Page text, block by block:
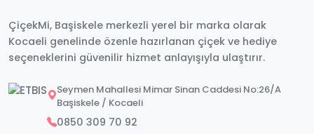
ÇiçekMi, Başiskele merkezli yerel bir marka olarak
Kocaeli genelinde özenle hazırlanan çiçek ve hediye
seçeneklerini güvenilir hizmet anlayışıyla ulaştırır.
Seymen Mahallesi Mimar Sinan Caddesi No:26/A
Başiskele / Kocaeli
0850 309 70 92